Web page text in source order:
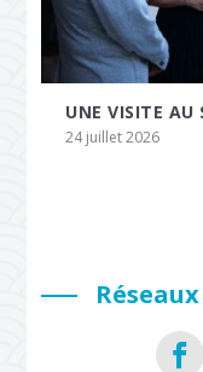
UNE VISITE AU
24 juillet 2026